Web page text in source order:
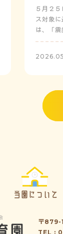
５月２
ス対象
は、「
定で実
訓練に
全体集
難する
してお
作成を
当園について
〒879-
TEL :